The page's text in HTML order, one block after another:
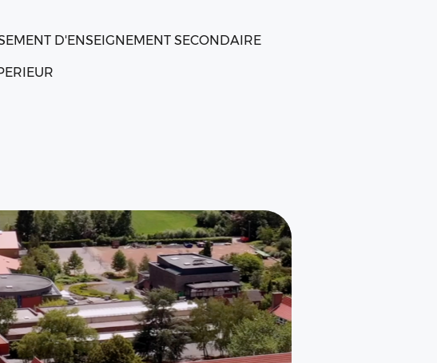
D'ENSEIGNEMENT SECONDAIRE